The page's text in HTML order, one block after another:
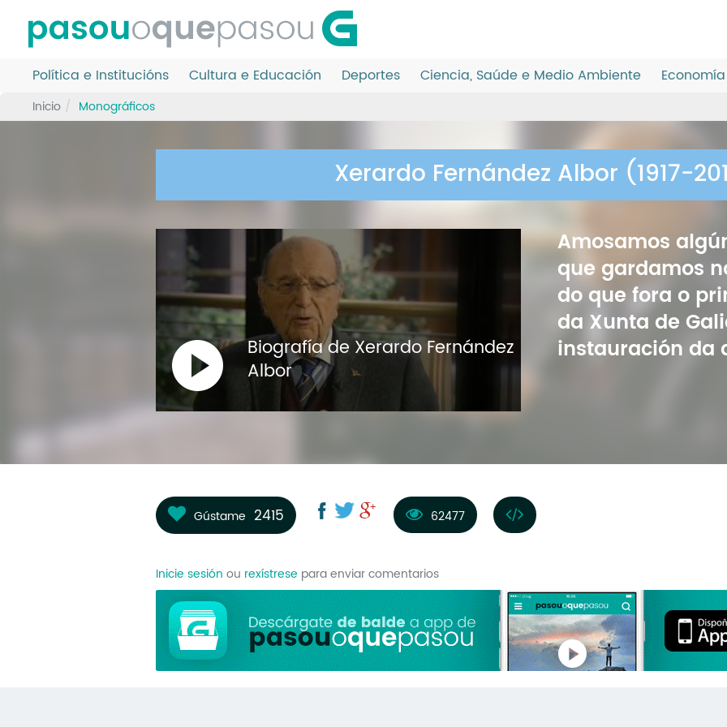
contido
principal
Política e Institucións Cultura e Educación Deportes Ciencia, Saúde e Medio Ambiente
Inicio Monográficos
Xerardo Fernández Albor (1917-
Biografía de Xerardo Fernández
Albor
Amosamos
que gardamos
do que fora o
da Xunta de
instauración da
Gústame 2415 62477
Inicie sesión ou rexístrese para enviar comentarios